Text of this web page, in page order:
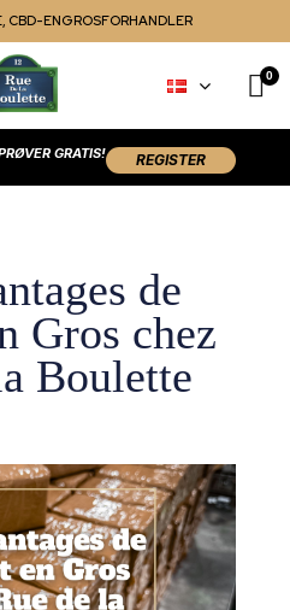
CBD-ENGROSFORHANDLER
GRATIS! REGISTER
de
Gros chez
Boulette